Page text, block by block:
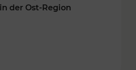
der Ost-Region